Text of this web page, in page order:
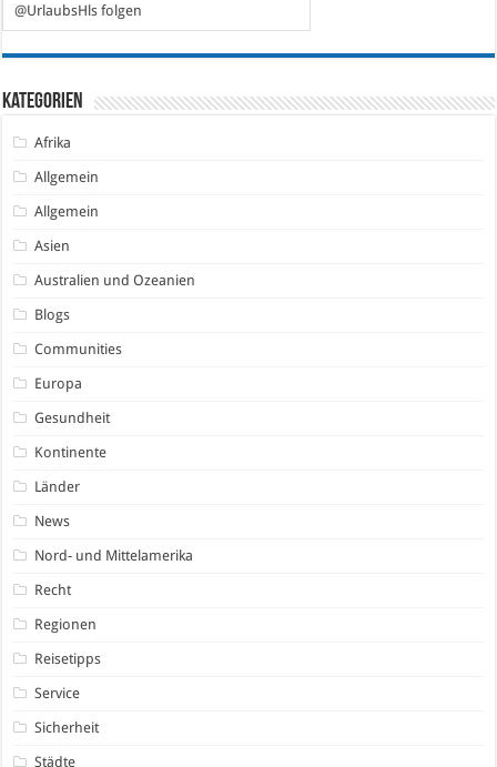
@UrlaubsHls folgen
Kategorien
Afrika
Allgemein
Allgemein
Asien
Australien und Ozeanien
Blogs
Communities
Europa
Gesundheit
Kontinente
Länder
News
Nord- und Mittelamerika
Recht
Regionen
Reisetipps
Service
Sicherheit
Städte